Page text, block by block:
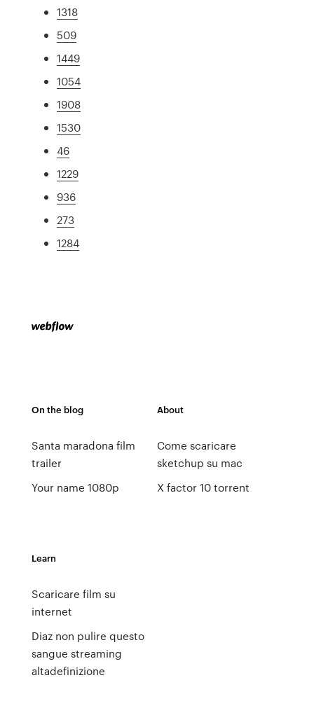
1318
509
1449
1054
1908
1530
46
1229
936
273
1284
On the blog
Santa maradona film
trailer
Your name 1080p
About
Come scaricare
sketchup su mac
X factor 10 torrent
Learn
Scaricare film su
internet
Diaz non pulire questo
sangue streaming
altadefinizione